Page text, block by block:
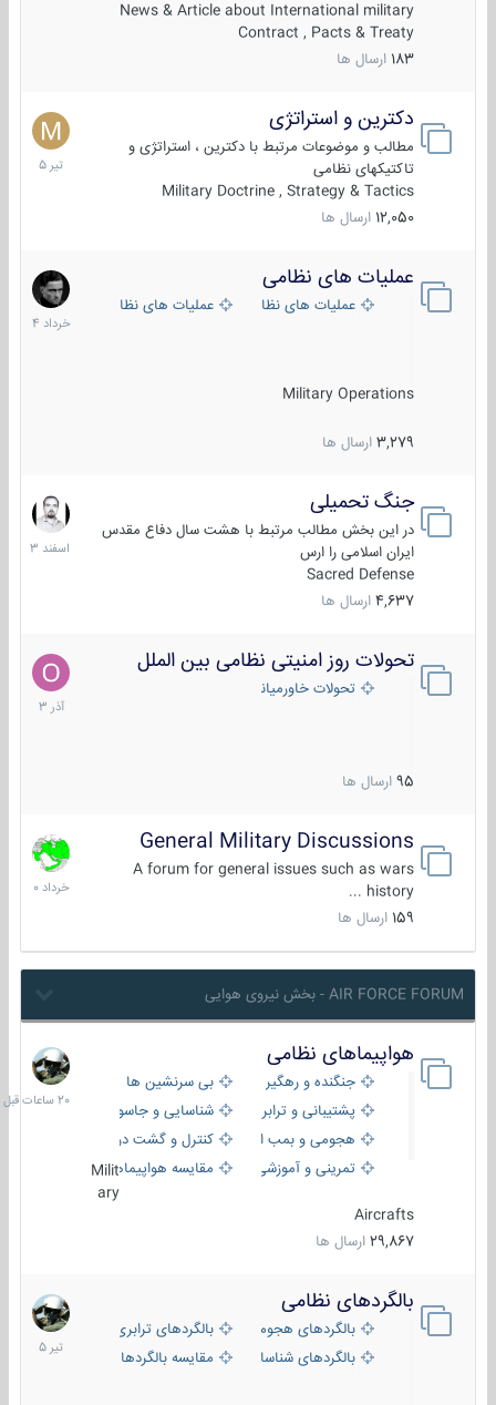
News & Article about International military
Contract , Pacts & Treaty
183 ارسال ها
دکترین و استراتژی
مطالب و موضوعات مرتبط با دکترین ، استراتژی و
تاکتیکهای نظامی
Military Doctrine , Strategy & Tactics
12,050 ارسال ها
27
تیر
1405
عملیات های نظامی
عملیات های نظامی ایرانعملیات های نظامی خارجی
Military Operations
3,279 ارسال ها
5
خرداد
1404
جنگ تحمیلی
در این بخش مطالب مرتبط با هشت سال دفاع مقدس
ایران اسلامی را ارس
Sacred Defense
4,637 ارسال ها
20
اسفند
1403
تحولات روز امنیتی نظامی بین الملل
تحولات خاورمیانه
95 ارسال ها
21
آذر
1403
General Military Discussions
A forum for general issues such as wars
history ...
159 ارسال ها
10
خرداد
1400
AIR FORCE FORUM - بخش نیروی هوایی
هواپیماهای نظامی
جنگنده و رهگیر
بی سرنشین ها
پشتیبانی و ترابری
شناسایی و جاسوسی
هجومی و بمب افکن
کنترل و گشت دریایی
تمرینی و آموزشی
مقایسه هواپیماهاMilit
ary
Aircrafts
29,867 ارسال ها
20
ساعات
قبل
بالگردهای نظامی
بالگردهای هجومی
بالگردهای ترابری
بالگردهای شناسایی
مقایسه بالگردها
22
تیر
1405